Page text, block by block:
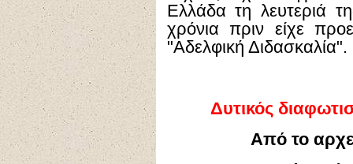
Ελλάδα τη λευτεριά
χρόνια πριν είχε
"Αδελφική Διδασκαλία".
Δυτικός
Από το